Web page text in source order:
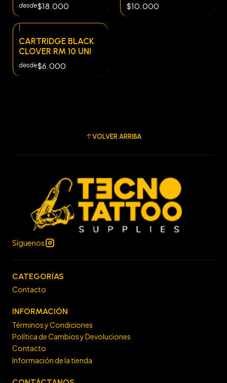
desde$18.000 $10.000
|
CARTRIDGE BLACK
CLOVER RM 10 UNI
desde$6.000
VOLVER ARRIBA
Síguenos
CATEGORÍAS
Contacto
INFORMACIÓN
Términos y Condiciones
Política de Cambios y Devoluciones
Contacto
Información de la tienda